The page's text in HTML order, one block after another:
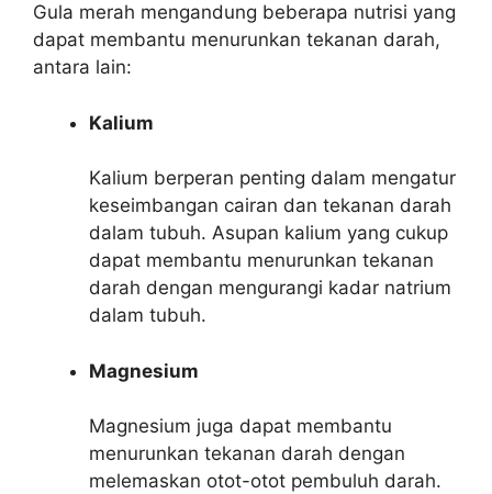
Gula merah mengandung beberapa nutrisi yang
dapat membantu menurunkan tekanan darah,
antara lain:
Kalium
Kalium berperan penting dalam mengatur
keseimbangan cairan dan tekanan darah
dalam tubuh. Asupan kalium yang cukup
dapat membantu menurunkan tekanan
darah dengan mengurangi kadar natrium
dalam tubuh.
Magnesium
Magnesium juga dapat membantu
menurunkan tekanan darah dengan
melemaskan otot-otot pembuluh darah.